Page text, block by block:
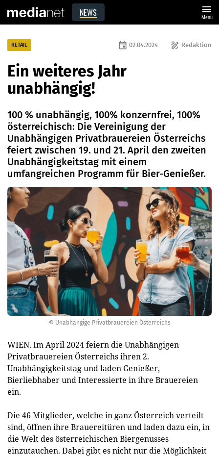
NEWS menu
Menü
© Unabhängige Privatbrauereien Österreichs
RETAIL draw Redaktion
event 02.04.2024
Ein weiteres Jahr
unabhängig!
100 % unabhängig, 100% konzernfrei, 100%
österreichisch: Die Vereinigung der
Unabhängigen Privatbrauereien Österreichs
feiert zwischen 19. und 21. April den zweiten
Unabhängigkeitstag mit einem
umfangreichen Programm für Bier-Genießer.
WIEN. Im April 2024 feiern die Unabhängigen
Privatbrauereien Österreichs ihren 2.
Unabhängigkeitstag und laden Genießer,
Bierliebhaber und Interessierte in ihre Brauereien
ein.
Die 46 Mitglieder, welche in ganz Österreich verteilt
sind, öffnen ihre Brauereitüren und laden dazu ein, in
die Welt des österreichischen Biergenusses
einzutauchen. Dabei gibt es nicht nur die Möglichkeit